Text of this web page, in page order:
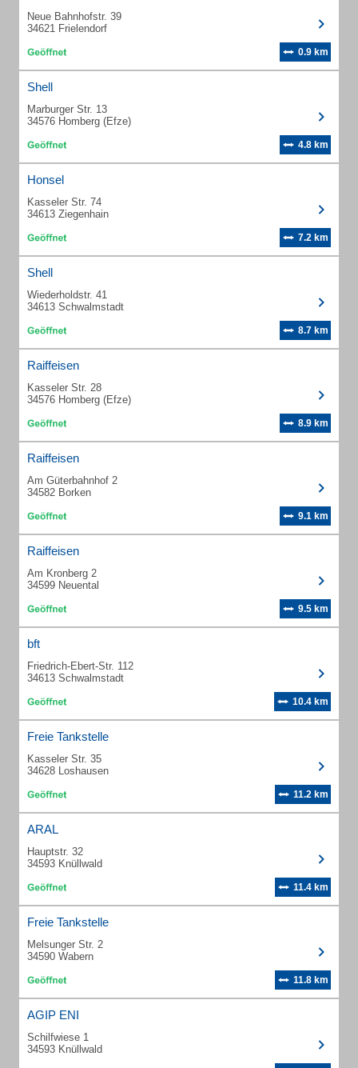
Neue Bahnhofstr. 39
34621 Frielendorf
0.9 km
Shell
Marburger Str. 13
34576 Homberg (Efze)
4.8 km
Honsel
Kasseler Str. 74
34613 Ziegenhain
7.2 km
Shell
Wiederholdstr. 41
34613 Schwalmstadt
8.7 km
Raiffeisen
Kasseler Str. 28
34576 Homberg (Efze)
8.9 km
Raiffeisen
Am Güterbahnhof 2
34582 Borken
9.1 km
Raiffeisen
Am Kronberg 2
34599 Neuental
9.5 km
bft
Friedrich-Ebert-Str. 112
34613 Schwalmstadt
10.4 km
Freie Tankstelle
Kasseler Str. 35
34628 Loshausen
11.2 km
ARAL
Hauptstr. 32
34593 Knüllwald
11.4 km
Freie Tankstelle
Melsunger Str. 2
34590 Wabern
11.8 km
AGIP ENI
Schilfwiese 1
34593 Knüllwald